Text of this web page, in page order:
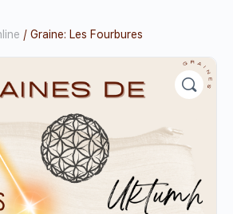
/ Graine: Les Fourbures
🔍